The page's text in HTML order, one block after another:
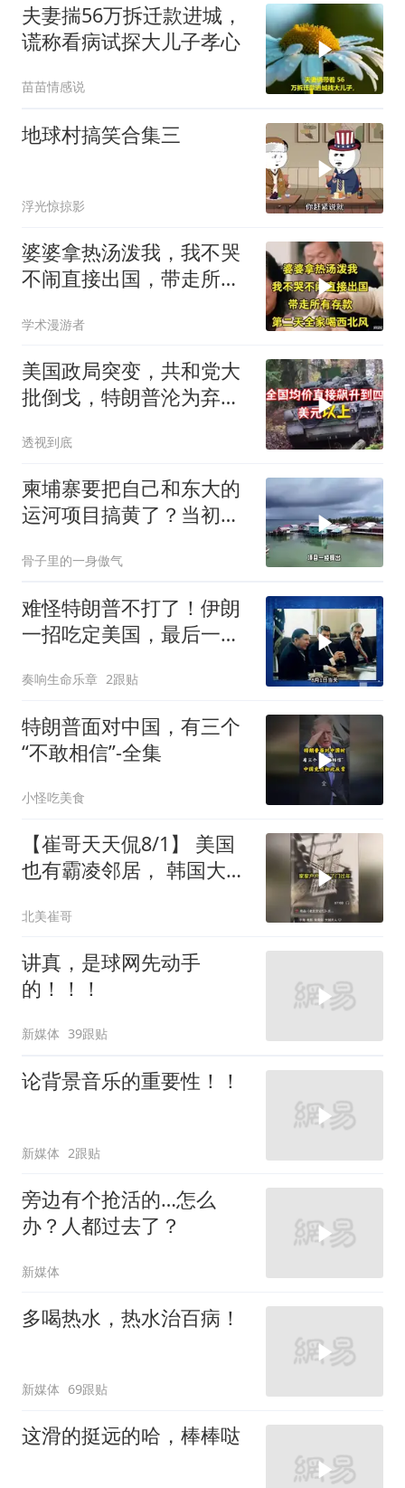
夫妻揣56万拆迁款进城，
谎称看病试探大儿子孝心
苗苗情感说
地球村搞笑合集三
浮光惊掠影
婆婆拿热汤泼我，我不哭
不闹直接出国，带走所有
学术漫游者
美国政局突变，共和党大
批倒戈，特朗普沦为弃
透视到底
柬埔寨要把自己和东大的
运河项目搞黄了？当初可
骨子里的一身傲气
难怪特朗普不打了！伊朗
一招吃定美国，最后一
奏响生命乐章 2跟贴
特朗普面对中国，有三个
“不敢相信”-全集
小怪吃美食
【崔哥天天侃8/1】 美国
也有霸凌邻居， 韩国大爷
北美崔哥
讲真，是球网先动手
的！！！
新媒体 39跟贴
论背景音乐的重要性！！
新媒体 2跟贴
旁边有个抢活的…怎么
办？人都过去了？
新媒体
多喝热水，热水治百病！
新媒体 69跟贴
这滑的挺远的哈，棒棒哒